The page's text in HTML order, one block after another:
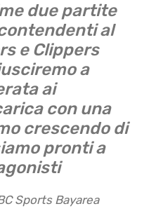
due partite
al
e Clippers
a
ai
con una
crescendo di
pronti a
Sports Bayarea